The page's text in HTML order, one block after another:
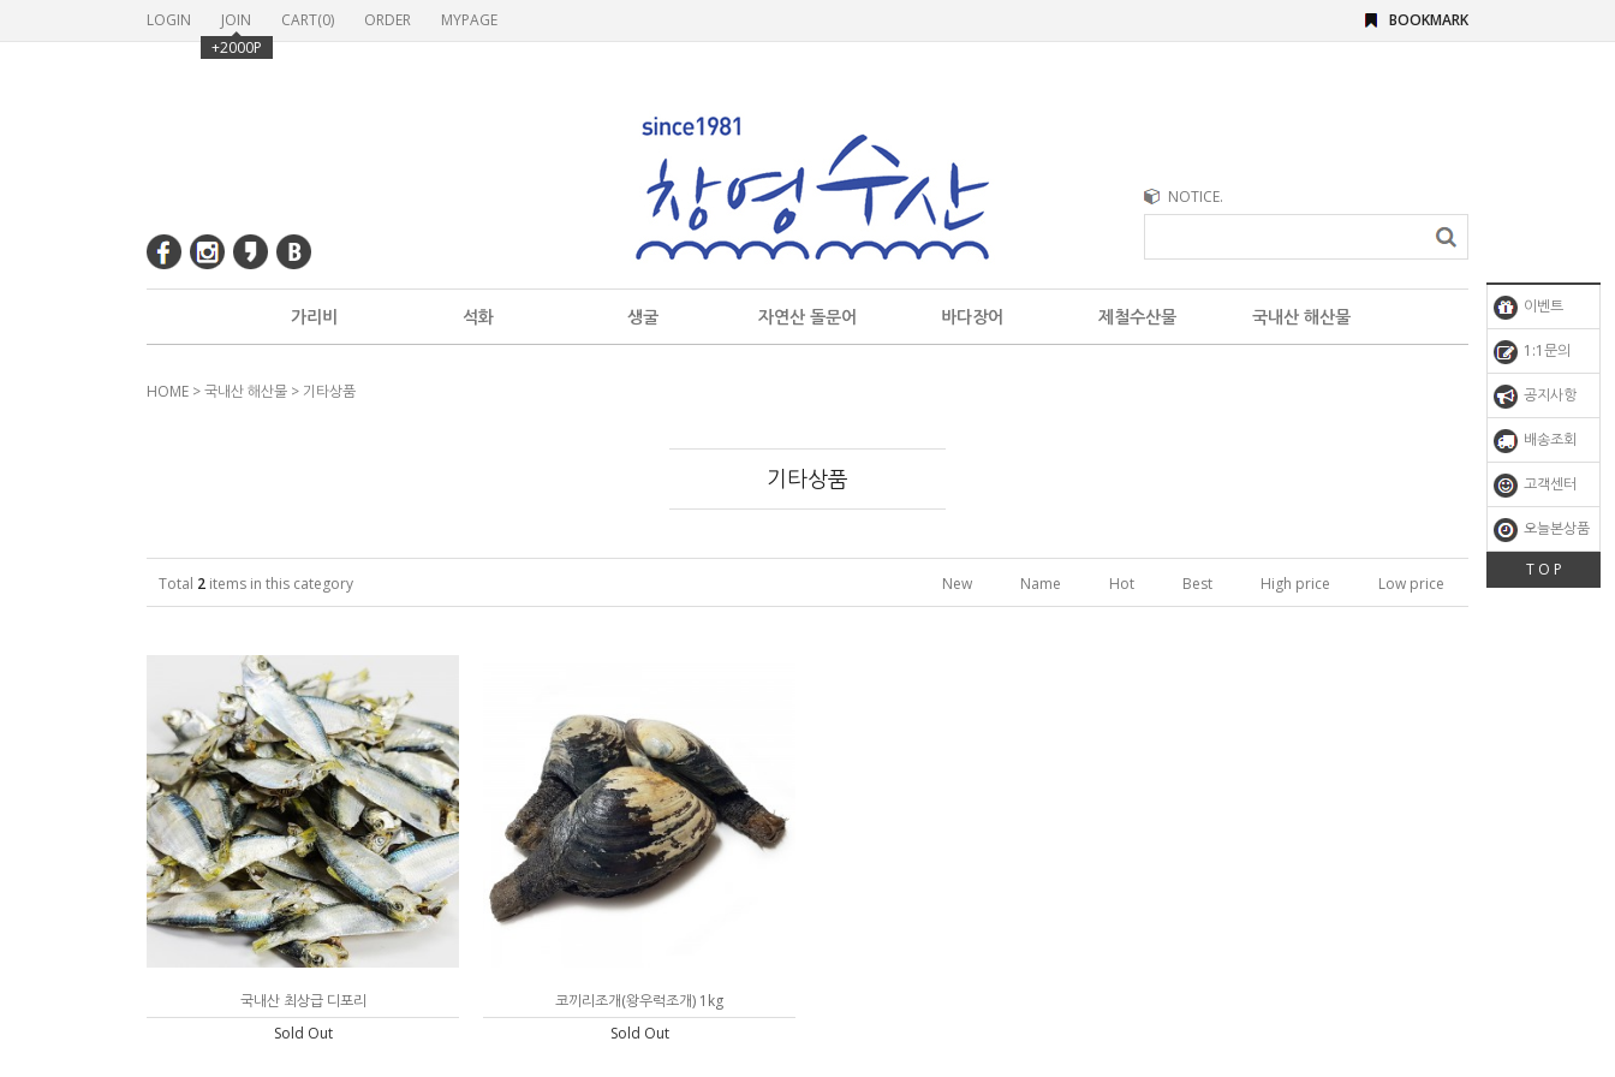
이벤트
1:1문의
공지사항
배송조회
고객센터
오늘본상품
T O P
LOGIN
JOIN
+2000P
CART(0) ORDER MYPAGE BOOKMARK
NOTICE.
가리비 석화 생굴 자연산 돌문어 바다장어 제철수산물 국내산 해산물
HOME >국내산 해산물 > 기타상품
기타상품
Total 2 items in this category New Name Hot Best High price Low price
국내산 최상급 디포리
Sold Out
코끼리조개(왕우럭조개) 1kg
Sold Out